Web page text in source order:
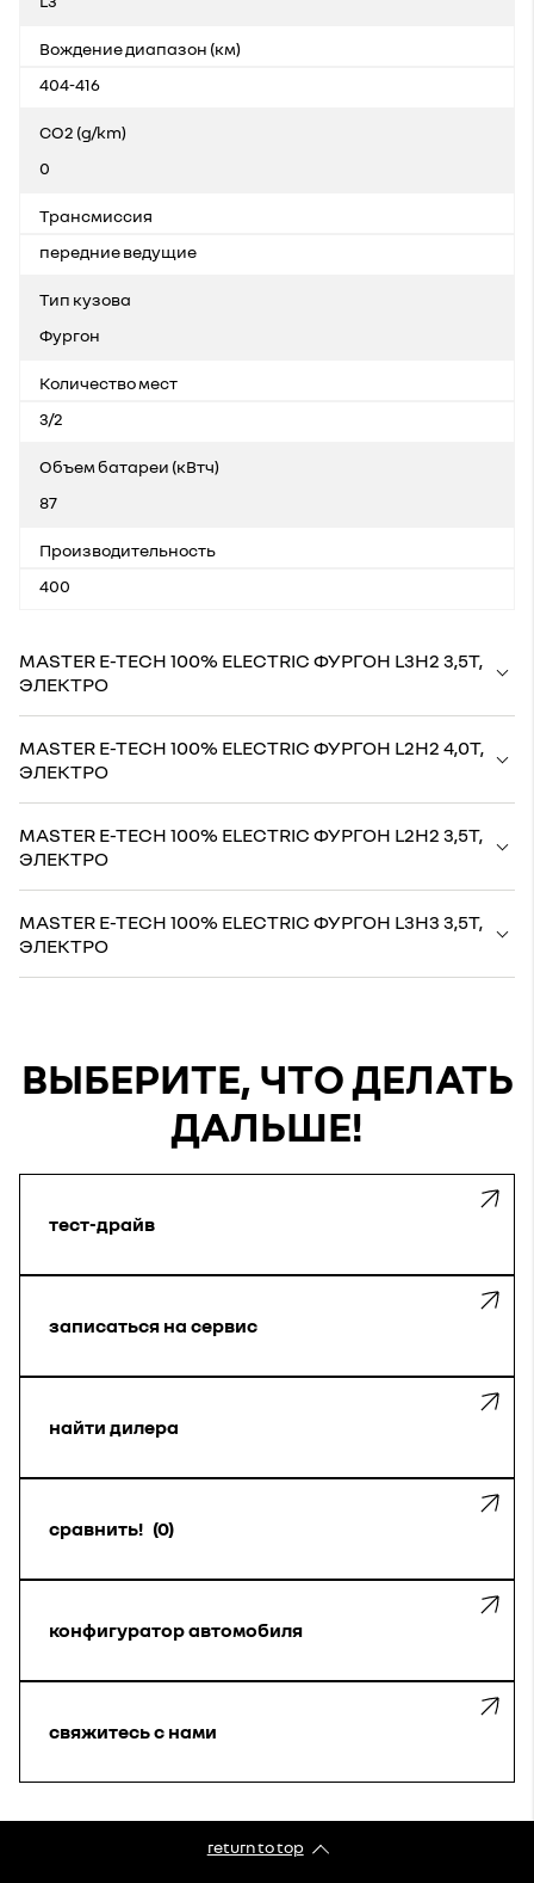
Bождение диапазон (км)
404-416
CO2 (g/km)
0
Трансмиссия
передние ведущие
Тип кузова
Фургон
Количество мест
3/2
Объем батареи (кВтч)
87
Производительность
400
MASTER E-TECH 100% ELECTRIC ФУРГОН L3H2 3,5Т,
ЭЛЕКТРО
MASTER E-TECH 100% ELECTRIC ФУРГОН L2H2 4,0Т,
ЭЛЕКТРО
MASTER E-TECH 100% ELECTRIC ФУРГОН L2H2 3,5Т,
ЭЛЕКТРО
MASTER E-TECH 100% ELECTRIC ФУРГОН L3H3 3,5Т,
ЭЛЕКТРО
ВЫБЕРИТЕ, ЧТО ДЕЛАТЬ
ДАЛЬШЕ!
тест-драйв
записаться на сервис
найти дилера
сравнить! 0
конфигуратор автомобиля
свяжитесь с нами
return to top